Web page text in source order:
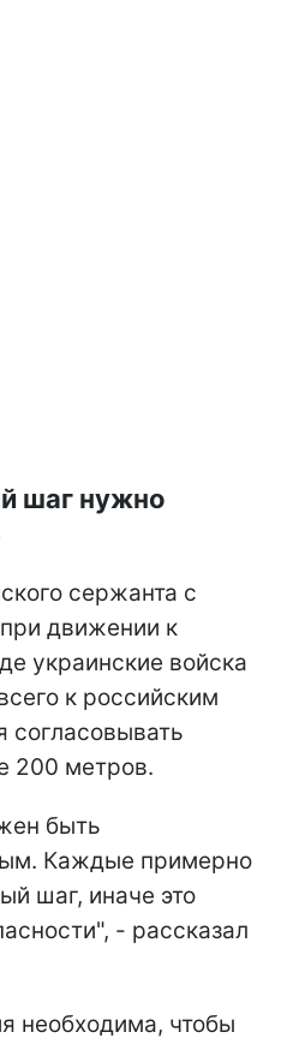
шаг нужно
сержанта с
движении к
украинские войска
к российским
согласовывать
200 метров.
быть
Каждые примерно
шаг, иначе это
- рассказал
необходима, чтобы